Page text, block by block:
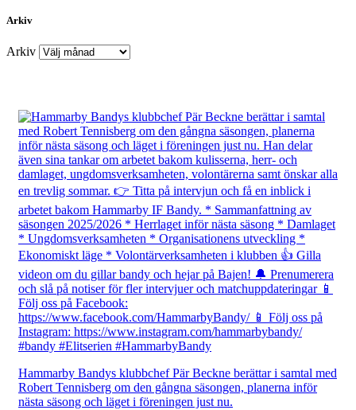
Arkiv
Arkiv
Hammarby Bandys klubbchef Pär Beckne berättar i samtal med
Robert Tennisberg om den gångna säsongen, planerna inför
nästa säsong och läget i föreningen just nu.